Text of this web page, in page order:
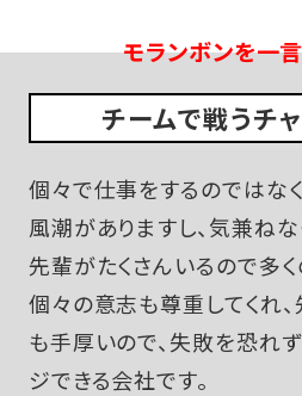
モランボンを一
チームで戦うチ
個々で仕事をするのではな
風潮がありますし、気兼ね
先輩がたくさんいるので多く
個々の意志も尊重してくれ
も手厚いので、失敗を恐れ
ジできる会社です。